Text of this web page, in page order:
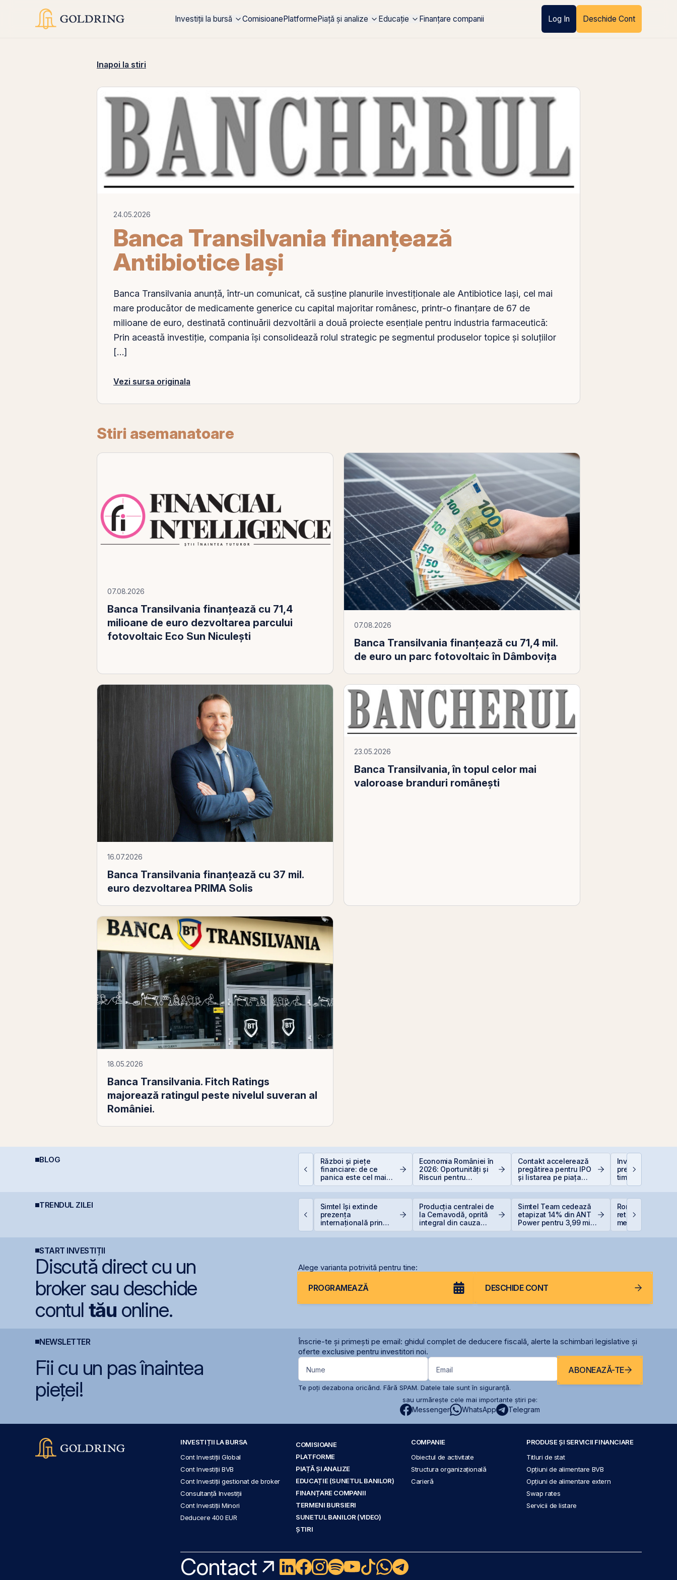
Investiții la bursă ComisioanePlatformePiață și analize Educație Finanțare companii Log In Deschide Cont
Inapoi la stiri
24.05.2026
Banca Transilvania finanțează
Antibiotice Iași
Banca Transilvania anunță, într-un comunicat, că susține planurile investiționale ale Antibiotice Iași, cel mai
mare producător de medicamente generice cu capital majoritar românesc, printr-o finanțare de 67 de
milioane de euro, destinată continuării dezvoltării a două proiecte esențiale pentru industria farmaceutică:
Prin această investiție, compania își consolidează rolul strategic pe segmentul produselor topice și soluțiilor
[…]
Vezi sursa originala
Stiri asemanatoare
07.08.2026
Banca Transilvania finanțează cu 71,4
milioane de euro dezvoltarea parcului
fotovoltaic Eco Sun Niculești
07.08.2026
Banca Transilvania finanțează cu 71,4 mil.
de euro un parc fotovoltaic în Dâmbovița
16.07.2026
Banca Transilvania finanţează cu 37 mil.
euro dezvoltarea PRIMA Solis
23.05.2026
Banca Transilvania, în topul celor mai
valoroase branduri românești
18.05.2026
Banca Transilvania. Fitch Ratings
majorează ratingul peste nivelul suveran al
României.
BLOG
Impozitarea
Război și piețe
financiare: de ce
panica este cel mai
scump sfat
Economia României în
2026: Oportunități și
Riscuri pentru
Investitori
Contakt accelerează
pregătirea pentru IPO
și listarea pe piața
AeRO a BVB
Investiții la 50+
prea târziu sau
timp?
TRENDUL ZILEI
Fidelis din august vine
semestru cu o pierdere
Simtel își extinde
prezența
internațională prin
Producția centralei de
la Cernavodă, oprită
integral din cauza
Simtel Team cedează
etapizat 14% din ANT
Power pentru 3,99 mil.
România evită
retrogradarea,
menține ratingul
României la BBB-
START INVESTIȚII
Discută direct cu un
broker sau deschide
contul tău online.
Alege varianta potrivită pentru tine:
PROGRAMEAZĂ DESCHIDE CONT
NEWSLETTER
Înscrie-te și primești pe email: ghidul complet de deducere fiscală, alerte la schimbari legislative și
oferte exclusive pentru investitori noi.
Fii cu un pas înaintea
pieței!
Nume Email ABONEAZĂ-TE
Te poți dezabona oricând. Fără SPAM. Datele tale sunt în siguranță.
sau urmărește cele mai importante știri pe:
Messenger WhatsApp Telegram
INVESTIȚII LA BURSA
Cont Investiții Global
Cont Investiții BVB
Cont Investiții gestionat de broker
Consultanță Investiții
Cont Investiții Minori
Deducere 400 EUR
COMISIOANE
PLATFORME
PIAȚĂ ȘI ANALIZE
EDUCAȚIE (SUNETUL BANILOR)
FINANȚARE COMPANII
TERMENI BURSIERI
SUNETUL BANILOR (VIDEO)
ȘTIRI
COMPANIE
Obiectul de activitate
Structura organizațională
Carieră
PRODUSE ȘI SERVICII FINANCIARE
Titluri de stat
Opțiuni de alimentare BVB
Opțiuni de alimentare extern
Swap rates
Servicii de listare
Contact